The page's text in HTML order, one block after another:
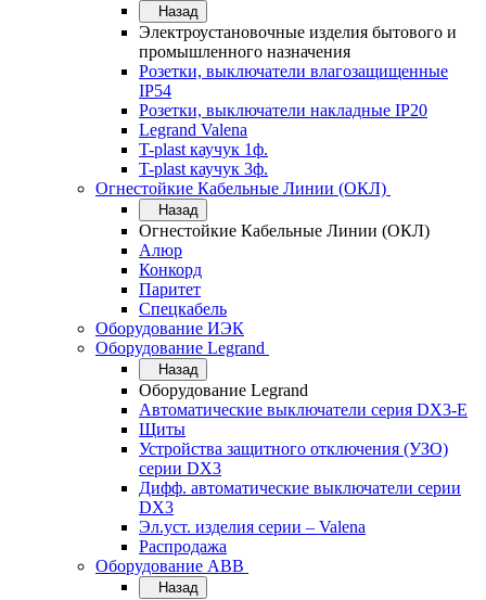
Назад
Электроустановочные изделия бытового и
промышленного назначения
Розетки, выключатели влагозащищенные
IP54
Розетки, выключатели накладные IP20
Legrand Valena
T-plast каучук 1ф.
T-plast каучук 3ф.
Огнестойкие Кабельные Линии (ОКЛ)
Назад
Огнестойкие Кабельные Линии (ОКЛ)
Алюр
Конкорд
Паритет
Спецкабель
Оборудование ИЭК
Оборудование Legrand
Назад
Оборудование Legrand
Автоматические выключатели серия DX3-E
Щиты
Устройства защитного отключения (УЗО)
серии DX3
Дифф. автоматические выключатели серии
DX3
Эл.уст. изделия серии – Valena
Распродажа
Оборудование АВВ
Назад